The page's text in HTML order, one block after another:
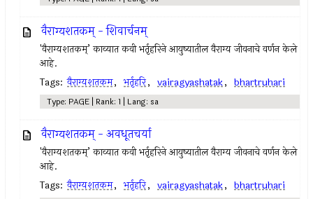
वैराग्यशतकम् - शिवार्चनम्
'वैराग्यशतकम्’ काव्यात कवी भर्तृहरिने आयुष्यातील वैराग्य जीवनाचे वर्णन केले
आहे.
Tags: वैराग्यशतकम, भर्तृहरि, vairagyashatak, bhartruhari
Type: PAGE | Rank: 1 | Lang: sa
वैराग्यशतकम् - अवधूतचर्या
'वैराग्यशतकम्’ काव्यात कवी भर्तृहरिने आयुष्यातील वैराग्य जीवनाचे वर्णन केले
आहे.
Tags: वैराग्यशतकम, भर्तृहरि, vairagyashatak, bhartruhari